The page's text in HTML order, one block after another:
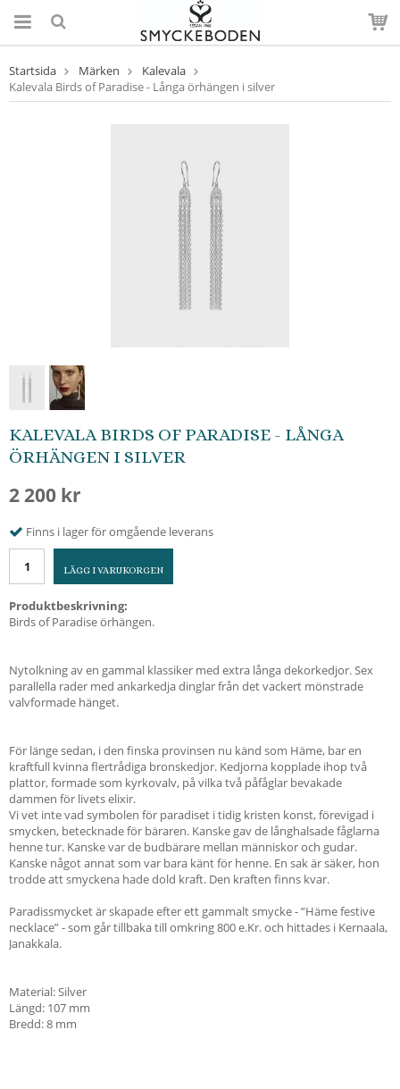
Startsida Märken
Kalevala
Kalevala Birds of Paradise - Långa örhängen i silver
KALEVALA BIRDS OF PARADISE - LÅNGA
ÖRHÄNGEN I SILVER
2 200 kr
Finns i lager för omgående leverans
LÄGG I VARUKORGEN
Produktbeskrivning:
Birds of Paradise örhängen.
Nytolkning av en gammal klassiker med extra långa dekorkedjor. Sex
parallella rader med ankarkedja dinglar från det vackert mönstrade
valvformade hänget.
För länge sedan, i den finska provinsen nu känd som Häme, bar en
kraftfull kvinna flertrådiga bronskedjor. Kedjorna kopplade ihop två
plattor, formade som kyrkovalv, på vilka två påfåglar bevakade
dammen för livets elixir.
Vi vet inte vad symbolen för paradiset i tidig kristen konst, förevigad i
smycken, betecknade för bäraren. Kanske gav de långhalsade fåglarna
henne tur. Kanske var de budbärare mellan människor och gudar.
Kanske något annat som var bara känt för henne. En sak är säker, hon
trodde att smyckena hade dold kraft. Den kraften finns kvar.
Paradissmycket är skapade efter ett gammalt smycke - ”Häme festive
necklace” - som går tillbaka till omkring 800 e.Kr. och hittades i Kernaala,
Janakkala.
Material: Silver
Längd: 107 mm
Bredd: 8 mm